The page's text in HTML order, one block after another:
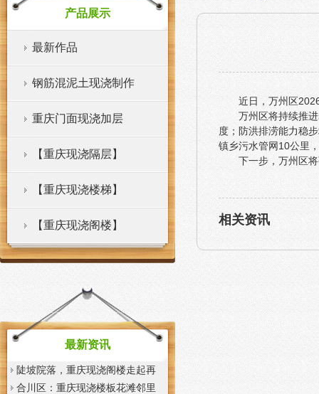
产品展示
最新作品
钢筋混泥土现浇制作
重庆门面现浇加层
【重庆现浇隔层】
【重庆现浇楼梯】
【重庆现浇阁楼】
最新资讯
陡坡院落，重庆现浇阁楼走起再
也不慌了——山城重庆无障碍环
合川区：重庆现浇楼板花滩邻里
近日，万州区
万州区将持续推
度；防洪排涝能力稳
镇乡污水管网10公里
下一步，万州区
相关资讯